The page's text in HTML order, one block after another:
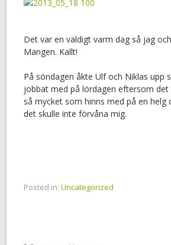
Det var en väldigt varm dag så jag
Mangen. Kallt!
På söndagen åkte Ulf och Niklas
jobbat med på lördagen eftersom
så mycket som hinns med på en
det skulle inte förvåna mig.
Posted in: Uncategorized